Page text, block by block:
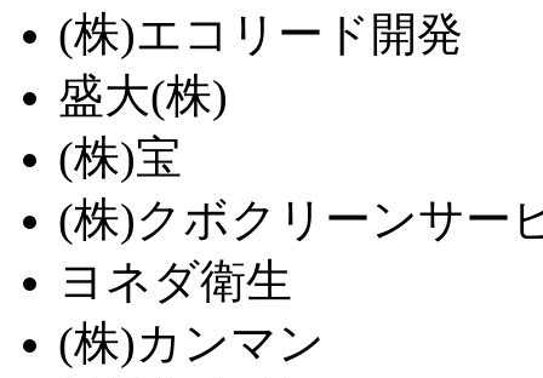
(株)エコリード開発
盛大(株)
(株)宝
(株)クボクリーンサー
ヨネダ衛生
(株)カンマン